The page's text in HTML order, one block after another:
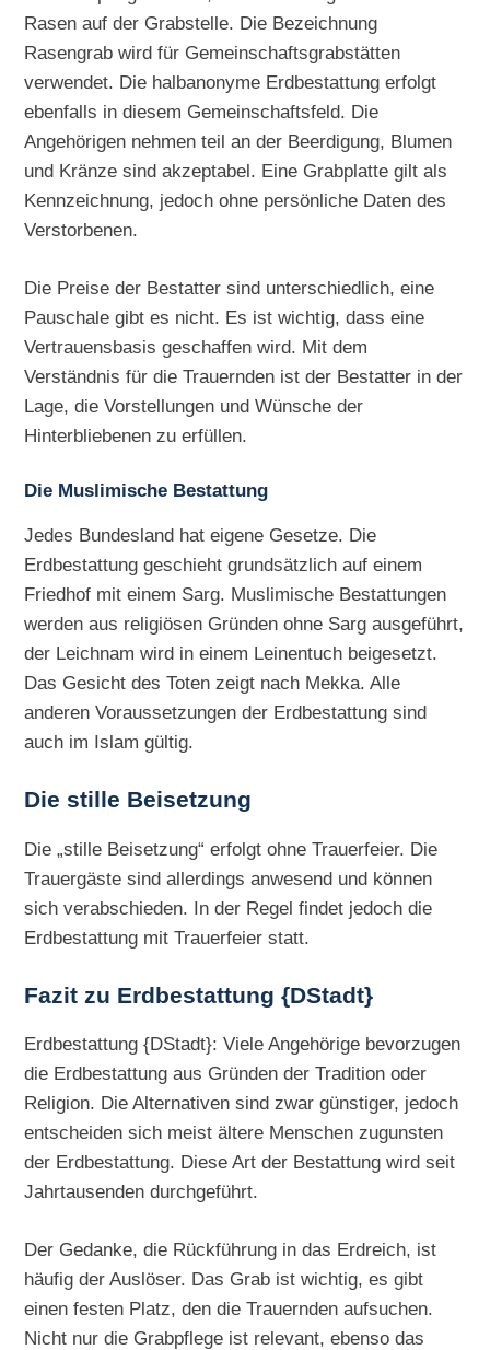
Rasen auf der Grabstelle. Die Bezeichnung
Rasengrab wird für Gemeinschaftsgrabstätten
verwendet. Die halbanonyme Erdbestattung erfolgt
ebenfalls in diesem Gemeinschaftsfeld. Die
Angehörigen nehmen teil an der Beerdigung, Blumen
und Kränze sind akzeptabel. Eine Grabplatte gilt als
Kennzeichnung, jedoch ohne persönliche Daten des
Verstorbenen.
Die Preise der Bestatter sind unterschiedlich, eine
Pauschale gibt es nicht. Es ist wichtig, dass eine
Vertrauensbasis geschaffen wird. Mit dem
Verständnis für die Trauernden ist der Bestatter in der
Lage, die Vorstellungen und Wünsche der
Hinterbliebenen zu erfüllen.
Die Muslimische Bestattung
Jedes Bundesland hat eigene Gesetze. Die
Erdbestattung geschieht grundsätzlich auf einem
Friedhof mit einem Sarg. Muslimische Bestattungen
werden aus religiösen Gründen ohne Sarg ausgeführt,
der Leichnam wird in einem Leinentuch beigesetzt.
Das Gesicht des Toten zeigt nach Mekka. Alle
anderen Voraussetzungen der Erdbestattung sind
auch im Islam gültig.
Die stille Beisetzung
Die „stille Beisetzung“ erfolgt ohne Trauerfeier. Die
Trauergäste sind allerdings anwesend und können
sich verabschieden. In der Regel findet jedoch die
Erdbestattung mit Trauerfeier statt.
Fazit zu Erdbestattung {DStadt}
Erdbestattung {DStadt}: Viele Angehörige bevorzugen
die Erdbestattung aus Gründen der Tradition oder
Religion. Die Alternativen sind zwar günstiger, jedoch
entscheiden sich meist ältere Menschen zugunsten
der Erdbestattung. Diese Art der Bestattung wird seit
Jahrtausenden durchgeführt.
Der Gedanke, die Rückführung in das Erdreich, ist
häufig der Auslöser. Das Grab ist wichtig, es gibt
einen festen Platz, den die Trauernden aufsuchen.
Nicht nur die Grabpflege ist relevant, ebenso das